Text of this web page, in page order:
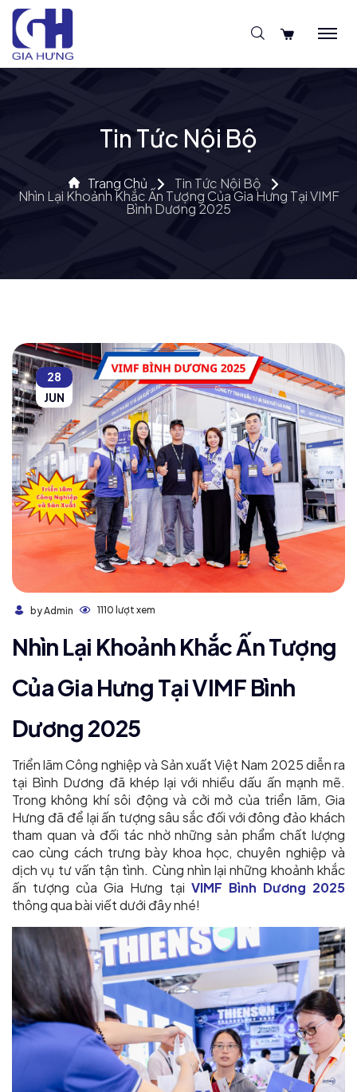
Tin Tức Nội Bộ
Trang Chủ Tin Tức Nội Bộ
Nhìn Lại Khoảnh Khắc Ấn Tượng Của Gia Hưng Tại VIMF
Bình Dương 2025
28
JUN
by Admin 1110 lượt xem
Nhìn Lại Khoảnh Khắc Ấn Tượng
Của Gia Hưng Tại VIMF Bình
Dương 2025
Triển lãm Công nghiệp và Sản xuất Việt Nam 2025 diễn ra
tại Bình Dương đã khép lại với nhiều dấu ấn mạnh mẽ.
Trong không khí sôi động và cởi mở của triển lãm, Gia
Hưng đã để lại ấn tượng sâu sắc đối với đông đảo khách
tham quan và đối tác nhờ những sản phẩm chất lượng
cao cùng cách trưng bày khoa học, chuyên nghiệp và
dịch vụ tư vấn tận tình. Cùng nhìn lại những khoảnh khắc
ấn tượng của Gia Hưng tại VIMF Bình Dương 2025
thông qua bài viết dưới đây nhé!